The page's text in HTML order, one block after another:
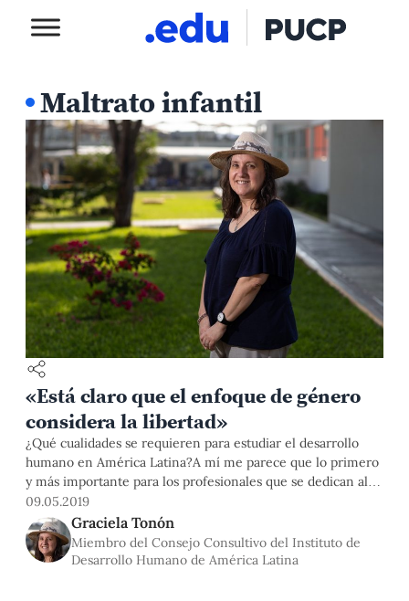
Maltrato infantil
«Está claro que el enfoque de género
considera la libertad»
¿Qué cualidades se requieren para estudiar el desarrollo
humano en América Latina?A mí me parece que lo primero
y más importante para los profesionales que se dedican al
desarrollo humano, ya sea como investigadores, docentes o
que están en la actividad cotidiana o en el circuito de
generación de políticas públicas, es tener en claro que
09.05.2019
Graciela Tonón
Miembro del Consejo Consultivo del Instituto de
Desarrollo Humano de América Latina